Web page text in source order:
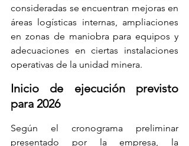
consideradas se encuentran mejoras en
áreas logísticas internas, ampliaciones
en zonas de maniobra para equipos y
adecuaciones en ciertas instalaciones
operativas de la unidad minera.
Inicio de ejecución previsto
para 2026
Según el cronograma preliminar
presentado por la empresa, la